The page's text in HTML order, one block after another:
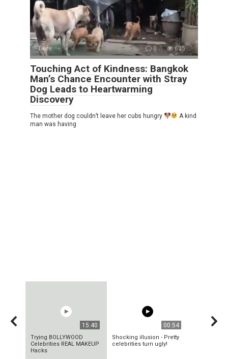
Tiere 0 635
Touching Act of Kindness: Bangkok
Man’s Chance Encounter with Stray
Dog Leads to Heartwarming
Discovery
The mother dog couldn’t leave her cubs hungry
A kind
man was having
15:40
Trying BOLLYWOOD
Celebrities REAL MAKEUP
Hacks
00:54
Shocking illusion - Pretty
celebrities turn ugly!